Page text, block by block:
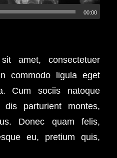
00:00
amet, consectetuer
commodo ligula eget
Cum sociis natoque
parturient montes,
Donec quam felis,
eu, pretium quis,